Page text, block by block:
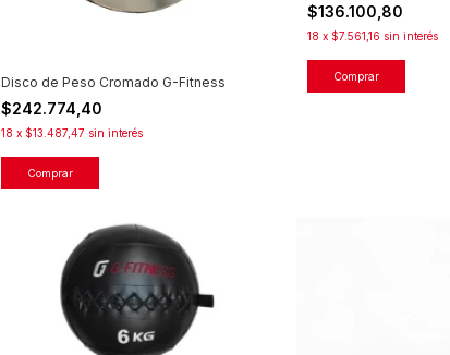
Disco de Peso Cromado G-Fitness
$242.774,40
18 x $13.487,47 sin interés
Comprar
$136.100,80
18 x $7.561,16 sin interés
Comprar